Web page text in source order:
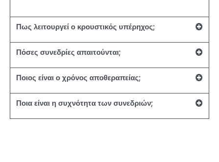
Πως λειτουργεί ο κρουστικός υπέρηχος;
Πόσες συνεδρίες απαιτούνται;
Ποιος είναι ο χρόνος αποθεραπείας;
Ποια είναι η συχνότητα των συνεδριών;